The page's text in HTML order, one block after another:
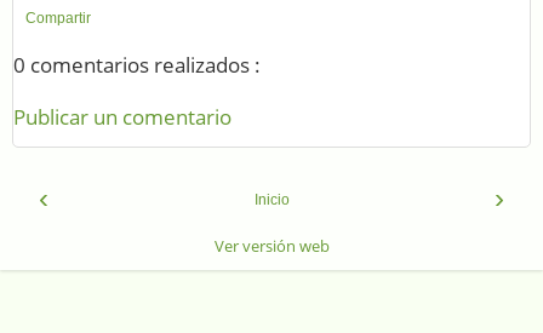
Compartir
0 comentarios realizados :
Publicar un comentario
‹ ›
Inicio
Ver versión web